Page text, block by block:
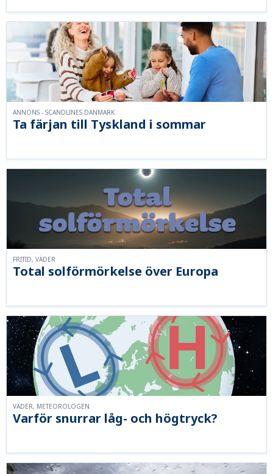
Ta färjan till Tyskland i sommar
ANNONS - SCANDLINES DANMARK
Total solförmörkelse över Europa
FRITID, VÄDER
Varför snurrar låg- och högtryck?
VÄDER, METEOROLOGEN